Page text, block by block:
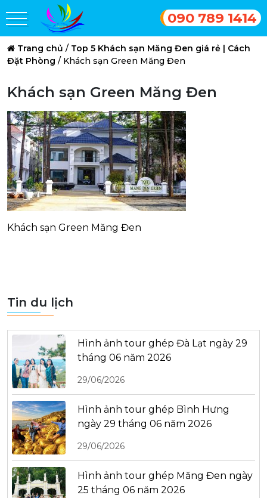
090 789 1414
Trang chủ / Top 5 Khách sạn Măng Đen giá rẻ | Cách
Đặt Phòng / Khách sạn Green Măng Đen
Khách sạn Green Măng Đen
Khách sạn Green Măng Đen
Tin du lịch
Hình ảnh tour ghép Đà Lạt ngày 29
tháng 06 năm 2026
29/06/2026
Hình ảnh tour ghép Bình Hưng
ngày 29 tháng 06 năm 2026
29/06/2026
Hình ảnh tour ghép Măng Đen ngày
25 tháng 06 năm 2026